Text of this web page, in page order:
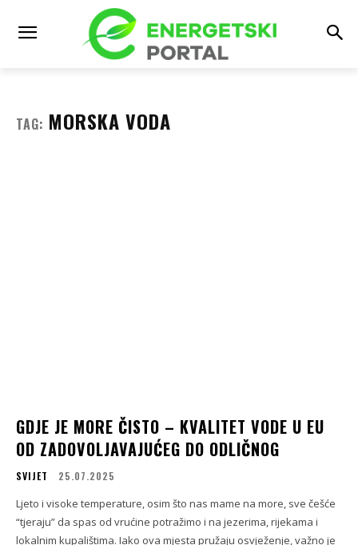
TAG: MORSKA VODA
GDJE JE MORE ČISTO – KVALITET VODE U EU
OD ZADOVOLJAVAJUĆEG DO ODLIČNOG
SVIJET 25.07.2025
Ljeto i visoke temperature, osim što nas mame na more, sve češće
“tjeraju” da spas od vrućine potražimo i na jezerima, rijekama i
lokalnim kupalištima. Iako ova mjesta pružaju osvježenje, važno je